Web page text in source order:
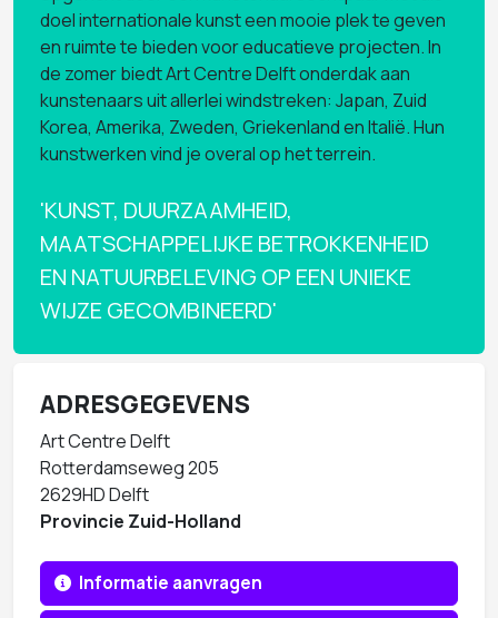
doel internationale kunst een mooie plek te geven
en ruimte te bieden voor educatieve projecten. In
de zomer biedt Art Centre Delft onderdak aan
kunstenaars uit allerlei windstreken: Japan, Zuid
Korea, Amerika, Zweden, Griekenland en Italië. Hun
kunstwerken vind je overal op het terrein.
'KUNST, DUURZAAMHEID,
MAATSCHAPPELIJKE BETROKKENHEID
EN NATUURBELEVING OP EEN UNIEKE
WIJZE GECOMBINEERD'
ADRESGEGEVENS
Art Centre Delft
Rotterdamseweg 205
2629HD Delft
Provincie Zuid-Holland
Informatie aanvragen